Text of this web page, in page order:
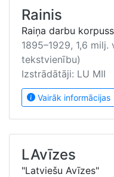
Rainis
Raiņa darbu korpuss
1895–1929, 1,6
tekstvienību)
Izstrādātāji: LU MII
Vairāk informācijas
LAvīzes
"Latviešu Avīzes"